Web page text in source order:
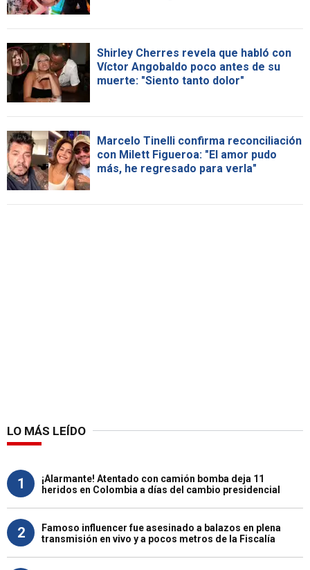
Shirley Cherres revela que habló con
Víctor Angobaldo poco antes de su
muerte: "Siento tanto dolor"
Marcelo Tinelli confirma reconciliación
con Milett Figueroa: "El amor pudo
más, he regresado para verla"
LO MÁS LEÍDO
1
¡Alarmante! Atentado con camión bomba deja 11
heridos en Colombia a días del cambio presidencial
2
Famoso influencer fue asesinado a balazos en plena
transmisión en vivo y a pocos metros de la Fiscalía